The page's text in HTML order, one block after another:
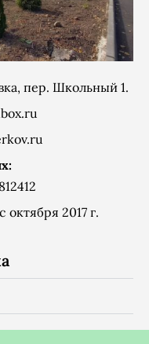
пер. Школьный 1.
2017 г.